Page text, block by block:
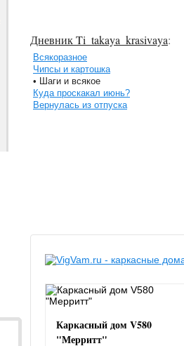
Дневник Ti_takaya_krasivaya:
Всякоразное
Чипсы и картошка
• Шаги и всякое
Куда проскакал июнь?
Вернулась из отпуска
Каркасный дом V580
"Мерритт"